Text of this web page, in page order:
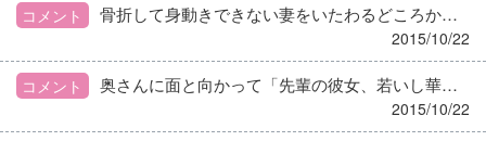
コメント 骨折して身動きできない妻をいたわるどころか、役立たずよばわりして実家に帰る夫ですからね～、それぐらい言うでしょうね。 いちごケーキさんは全く「お金を稼いできてくれる家政婦」ですよね。
2015/10/22
コメント 奥さんに面と向かって「先輩の彼女、若いし華やかだし～」って… うちみたいな古女房ならまだ我慢もしますが、新婚さんなんでしょー！？ 私だったらただじゃすみませんね。
2015/10/22